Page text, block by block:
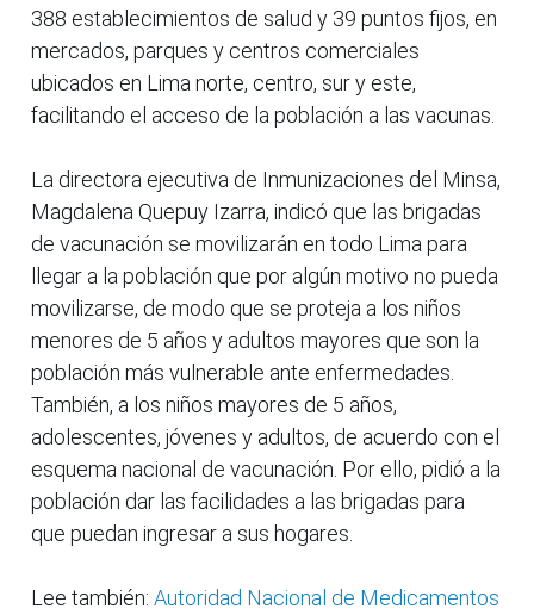
388 establecimientos de salud y 39 puntos fijos, en
mercados, parques y centros comerciales
ubicados en Lima norte, centro, sur y este,
facilitando el acceso de la población a las vacunas.
La directora ejecutiva de Inmunizaciones del Minsa,
Magdalena Quepuy Izarra, indicó que las brigadas
de vacunación se movilizarán en todo Lima para
llegar a la población que por algún motivo no pueda
movilizarse, de modo que se proteja a los niños
menores de 5 años y adultos mayores que son la
población más vulnerable ante enfermedades.
También, a los niños mayores de 5 años,
adolescentes, jóvenes y adultos, de acuerdo con el
esquema nacional de vacunación. Por ello, pidió a la
población dar las facilidades a las brigadas para
que puedan ingresar a sus hogares.
Lee también: Autoridad Nacional de Medicamentos